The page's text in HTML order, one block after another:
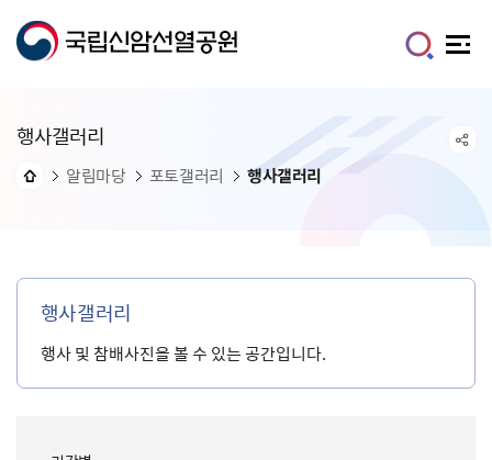
행사갤러리
알림마당 포토갤러리 행사갤러리
행사갤러리
행사 및 참배사진을 볼 수 있는 공간입니다.